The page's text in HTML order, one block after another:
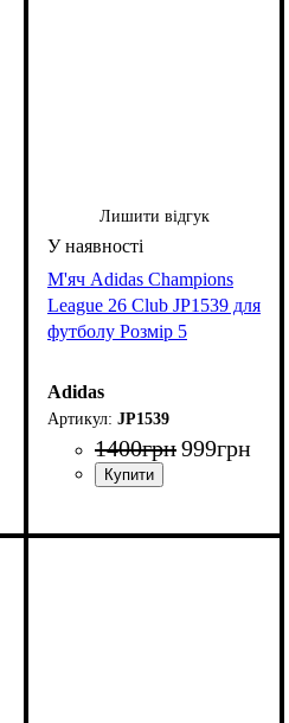
Лишити відгук
М'яч Adidas Champions
League 26 Club JP1539 для
футболу Розмір 5
Adidas
JP1539
1400грн999грн